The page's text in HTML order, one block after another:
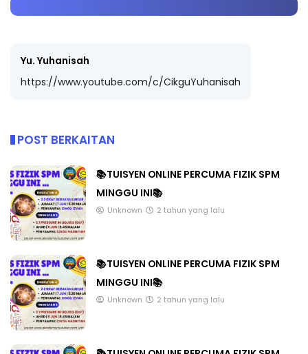
Yu. Yuhanisah
https://www.youtube.com/c/CikguYuhanisah
POST BERKAITAN
📚TUISYEN ONLINE PERCUMA FIZIK SPM
MINGGU INI📚
Unknown 2 tahun yang lalu
📚TUISYEN ONLINE PERCUMA FIZIK SPM
MINGGU INI📚
Unknown 2 tahun yang lalu